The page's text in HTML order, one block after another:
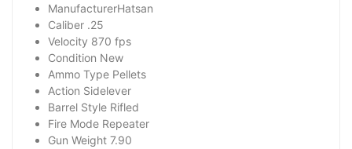
ManufacturerHatsan
Caliber .25
Velocity 870 fps
Condition New
Ammo Type Pellets
Action Sidelever
Barrel Style Rifled
Fire Mode Repeater
Gun Weight 7.90